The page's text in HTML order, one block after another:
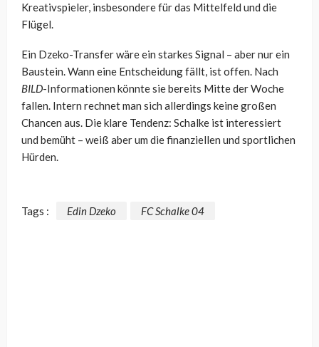
Kreativspieler, insbesondere für das Mittelfeld und die
Flügel.
Ein Dzeko-Transfer wäre ein starkes Signal – aber nur ein
Baustein. Wann eine Entscheidung fällt, ist offen. Nach
BILD-Informationen könnte sie bereits Mitte der Woche
fallen. Intern rechnet man sich allerdings keine großen
Chancen aus. Die klare Tendenz: Schalke ist interessiert
und bemüht – weiß aber um die finanziellen und sportlichen
Hürden.
Tags : Edin Dzeko FC Schalke 04